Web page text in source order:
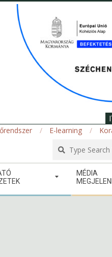
E-learning
MÉDIA